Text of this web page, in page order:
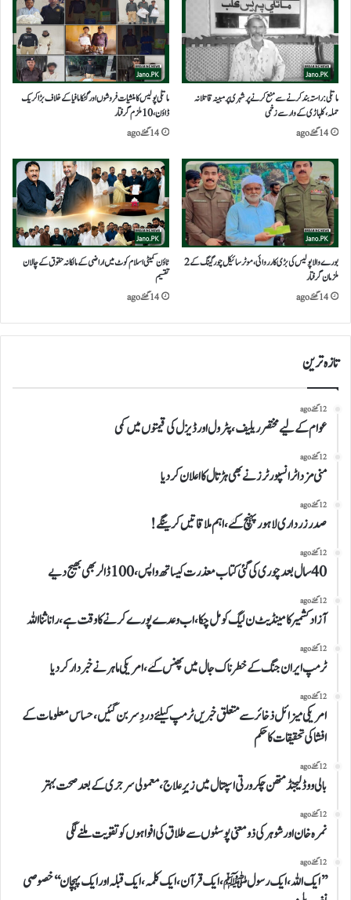
ماتلی: راستہ بند کرنے سے منع کرنے پر شہری پر مبینہ قاتلانہ
حملہ، کلہاڑی کے وار سے زخمی
14 گھنٹے ago
ماتلی پولیس کا منشیات فروشوں اور گٹکا مافیا کے خلاف بڑاکریک
ڈاؤن،10ملزم گرفتار
14 گھنٹے ago
بورے والا پولیس کی بڑی کارروائی، موٹر سائیکل چور گینگ کے 2
ملزمان گرفتار
14 گھنٹے ago
ٹاؤن کمیٹی اسلام کوٹ میں اراضی کے مالکانہ حقوق کے چالان
تقسیم
14 گھنٹے ago
تازہ ترین
12 گھنٹے ago
عوام کے لیے مختصر ریلیف، پٹرول اور ڈیزل کی قیمتوں میں کمی
12 گھنٹے ago
منی مزداٹرانسپورٹرز نے بھی ہڑتال کااعلان کردیا
12 گھنٹے ago
صدرزرداری لاہور پہنچ گئے،اہم ملاقاتیں کرینگے!
12 گھنٹے ago
40سال بعدچوری کی گئی کتاب معذرت کیساتھ واپس،100ڈالر بھی بھیج دیے
12 گھنٹے ago
آزاد کشمیر کامینڈیٹ ن لیگ کو مل چکا،اب وعدے پورے کرنے کا وقت ہے،رانا ثنا اللہ
12 گھنٹے ago
ٹرمپ ایران جنگ کے خطرناک جال میں پھنس گئے، امریکی ماہر نے خبردار کردیا
12 گھنٹے ago
امریکی میزائل ذخائر سے متعلق خبریں ٹرمپ کیلئے دردِ سر بن گئیں،حساس معلومات کے
افشا کی تحقیقات کاحکم
12 گھنٹے ago
بالی ووڈ لیجنڈ متھن چکرورتی اسپتال میں زیرِ علاج، معمولی سرجری کے بعد صحت بہتر
12 گھنٹے ago
نمرہ خان اورشوہر کی ذومعنی پوسٹوں سے طلاق کی افواہوں کو تقویت ملنے لگی
12 گھنٹے ago
’’ایک اللہ،ایک رسولﷺ،ایک قرآن،ایک کلمہ،ایک قبلہ اورایک پہچان‘‘خصوصی